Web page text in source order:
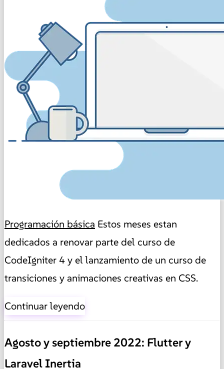
Programación básica Estos meses estan
dedicados a renovar parte del curso de
CodeIgniter 4 y el lanzamiento de un curso de
transiciones y animaciones creativas en CSS.
Continuar leyendo
Agosto y septiembre 2022: Flutter y
Laravel Inertia